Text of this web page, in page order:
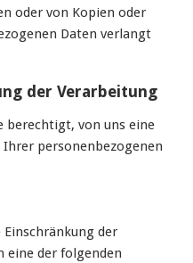
oder von Kopien oder
Daten verlangt
der Verarbeitung
berechtigt, von uns eine
personenbezogenen
Einschränkung der
eine der folgenden